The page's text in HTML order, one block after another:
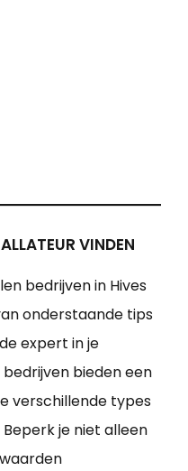
VINDEN
bedrijven in Hives
onderstaande tips
expert in je
bieden een
verschillende types
je niet alleen